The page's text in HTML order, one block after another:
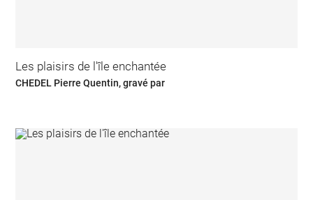
Les plaisirs de l'île enchantée
CHEDEL Pierre Quentin, gravé par